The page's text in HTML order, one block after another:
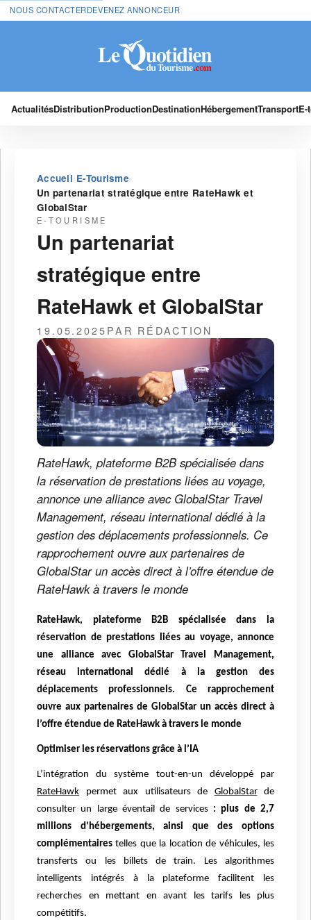
NOUS CONTACTERDEVENEZ ANNONCEUR
ActualitésDistributionProductionDestinationHébergementTransport
Accueil›E-Tourisme›
Un partenariat stratégique entre RateHawk et
GlobalStar
E-TOURISME
Un partenariat
stratégique entre
RateHawk et GlobalStar
19.05.2025PAR RÉDACTION
RateHawk, plateforme B2B spécialisée dans
la réservation de prestations liées au voyage,
annonce une alliance avec GlobalStar Travel
Management, réseau international dédié à la
gestion des déplacements professionnels. Ce
rapprochement ouvre aux partenaires de
GlobalStar un accès direct à l’offre étendue de
RateHawk à travers le monde
RateHawk, plateforme B2B spécialisée dans la
réservation de prestations liées au voyage, annonce
une alliance avec GlobalStar Travel Management,
réseau international dédié à la gestion des
déplacements professionnels. Ce rapprochement
ouvre aux partenaires de GlobalStar un accès direct à
l’offre étendue de RateHawk à travers le monde
Optimiser les réservations grâce à l’IA
L’intégration du système tout-en-un développé par
RateHawk permet aux utilisateurs de GlobalStarde
consulter un large éventail de services : plus de 2,7
millions d’hébergements, ainsi que des options
complémentairestelles que la location de véhicules, les
transferts ou les billets de train. Les algorithmes
intelligents intégrés à la plateforme facilitent les
recherches en mettant en avant les tarifs les plus
compétitifs.